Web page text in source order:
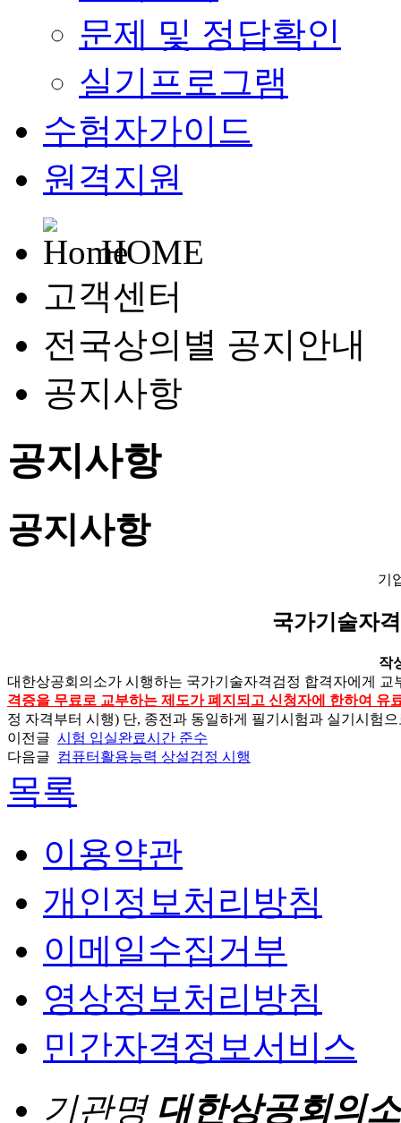
문제 및 정답확인
실기프로그램
수험자가이드
원격지원
HOME
고객센터
전국상의별 공지안내
공지사항
공지사항
공지사항
기
국가기술자
작
대한상공회의소가 시행하는 국가기술자격검정 합격자에게
격증을 무료로 교부하는 제도가 폐지되고 신청자에 한하여 유
정 자격부터 시행) 단, 종전과 동일하게 필기시험과 실기시험
이전글 시험 입실완료시간 준수
다음글 컴퓨터활용능력 상설검정 시행
목록
이용약관
개인정보처리방침
이메일수집거부
영상정보처리방침
민간자격정보서비스
기관명 대한상공회의소